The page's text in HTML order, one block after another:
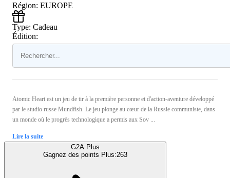
Région: EUROPE
Type: Cadeau
Édition:
Atomic Heart est un jeu de tir à la première personne et d'action-aventure développé
par le studio russe Mundfish. Le jeu plonge au cœur de la Russie communiste, dans
un monde où le progrès technologique a permis aux Sov ...
Lire la suite
G2A Plus
Gagnez des points Plus:263